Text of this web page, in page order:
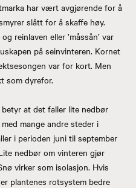
har vært avgjørende for å
slått for å skaffe høy.
reinlaven eller ’måssån’ var
på seinvinteren. Kornet
var for kort. Men
som dyrefor.
at det faller lite nedbør
mange andre steder i
i perioden juni til september
nedbør om vinteren gjør
virker som isolasjon. Hvis
plantenes rotsystem bedre